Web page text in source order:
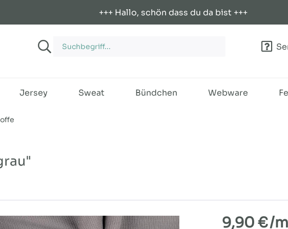
+++ Hallo, schön dass du da bist +++
Jersey Sweat Bündchen Webware
9,90 €/m